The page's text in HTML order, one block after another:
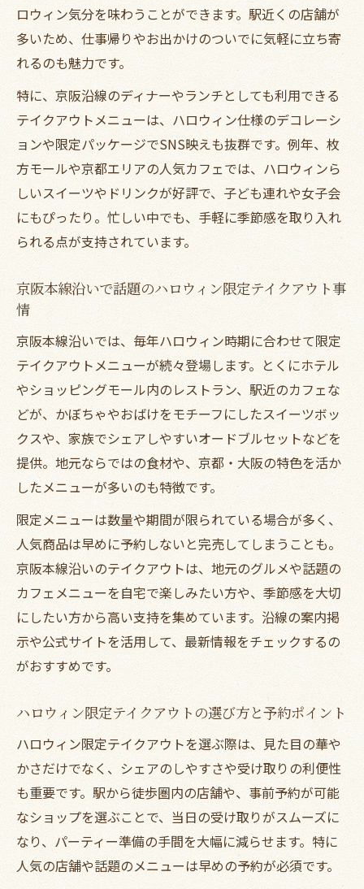
ウト特集
テイクアウトで味わう旬のスイーツやフー
ド体験
話題のハロウィンテイクアウト商品を徹底
紹介
京阪沿線のディナーやランチもテイクアウ
トで楽しむ
ハロウィンにおすすめの沿線テイクアウト活用
法
パーティー向けテイクアウトの上手な選び
沿線で楽しむハロウィンテイクアウトの工
テイクアウト商品で手軽にパーティーを盛
り上げる
フォトジェニックなテイクアウトの楽しみ
家族みんなで楽しめるハロウィンテイクア
ウト提案
子連れにも嬉しいテイクアウトの選び方
スイーツや限定セットで家族の笑顔を引き
出す方法
り
家族団らんにピッタリなテイクアウトの魅
力解説
忙しい方も満足のハロウィン限定持ち帰り術
忙しい日常でも楽しめるテイクアウトの活
用術
効率よく受け取れるテイクアウト予約のコ
ロウィン気分を味わうことができます。駅近くの店舗が
多いため、仕事帰りやお出かけのついでに気軽に立ち寄
れるのも魅力です。
特に、京阪沿線のディナーやランチとしても利用できる
テイクアウトメニューは、ハロウィン仕様のデコレーシ
ョンや限定パッケージでSNS映えも抜群です。例年、枚
方モールや京都エリアの人気カフェでは、ハロウィンら
しいスイーツやドリンクが好評で、子ども連れや女子会
にもぴったり。忙しい中でも、手軽に季節感を取り入れ
られる点が支持されています。
京阪本線沿いで話題のハロウィン限定テイクアウト事
情
京阪本線沿いでは、毎年ハロウィン時期に合わせて限定
テイクアウトメニューが続々登場します。とくにホテル
やショッピングモール内のレストラン、駅近のカフェな
どが、かぼちゃやおばけをモチーフにしたスイーツボッ
クスや、家族でシェアしやすいオードブルセットなどを
提供。地元ならではの食材や、京都・大阪の特色を活か
したメニューが多いのも特徴です。
限定メニューは数量や期間が限られている場合が多く、
人気商品は早めに予約しないと完売してしまうことも。
京阪本線沿いのテイクアウトは、地元のグルメや話題の
カフェメニューを自宅で楽しみたい方や、季節感を大切
にしたい方から高い支持を集めています。沿線の案内掲
示や公式サイトを活用して、最新情報をチェックするの
がおすすめです。
ハロウィン限定テイクアウトの選び方と予約ポイント
ハロウィン限定テイクアウトを選ぶ際は、見た目の華や
かさだけでなく、シェアのしやすさや受け取りの利便性
も重要です。駅から徒歩圏内の店舗や、事前予約が可能
なショップを選ぶことで、当日の受け取りがスムーズに
なり、パーティー準備の手間を大幅に減らせます。特に
人気の店舗や話題のメニューは早めの予約が必須です。